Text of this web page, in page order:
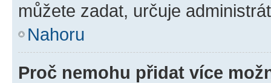
můžete zadat, určuje
Nahoru
Proč nemohu přidat více